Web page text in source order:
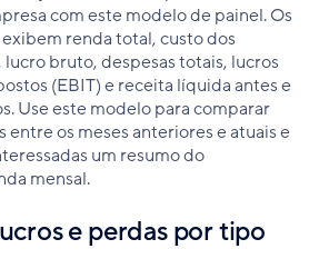
com este modelo de painel. Os
renda total, custo dos
bruto, despesas totais, lucros
(EBIT) e receita líquida antes e
Use este modelo para comparar
entre os meses anteriores e atuais e
um resumo do
mensal.
e perdas por tipo